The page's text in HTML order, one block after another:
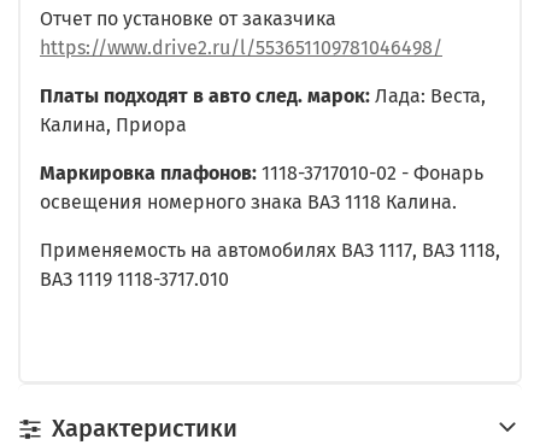
Отчет по установке от заказчика
https://www.drive2.ru/l/553651109781046498/
Платы подходят в авто след. марок: Лада: Веста,
Калина, Приора
Маркировка плафонов: 1118-3717010-02 - Фонарь
освещения номерного знака ВАЗ 1118 Калина.
Применяемость на автомобилях ВАЗ 1117, ВАЗ 1118,
ВАЗ 1119 1118-3717.010
Характеристики